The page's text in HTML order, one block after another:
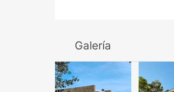
Galería